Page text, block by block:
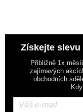
Získejte slevu
Přibližně 1x
zajímavých
obchodních